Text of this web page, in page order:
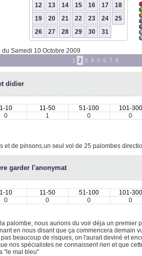
12
13 14 15 16 17
18
19
20 21 22 23 24
25
26
27 28 29 30 31
Samedi 10 Octobre 2009
1 2 3 4 5 6 7 8
didier
1-10 11-50 51-100 101-300
0
1 0 0
et de pinsons,un seul vol de 25 palombes
garder l'anonymat
1-10 11-50 51-100 101-300
0
0 0 0
palombe, nous aurions du voir déja un premier
en nous disant que ça commencera demain
beaucoup de risques, on l'aurait deviné et
nos spécialistes ne connaissent rien et que
"le mal bleu"